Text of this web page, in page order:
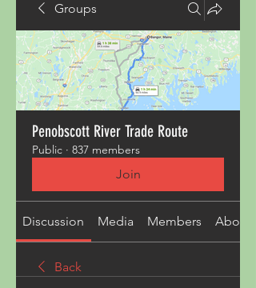
Groups
Penobscott River Trade Route
Public · 837 members
Join
Discussion Media Members About
Back